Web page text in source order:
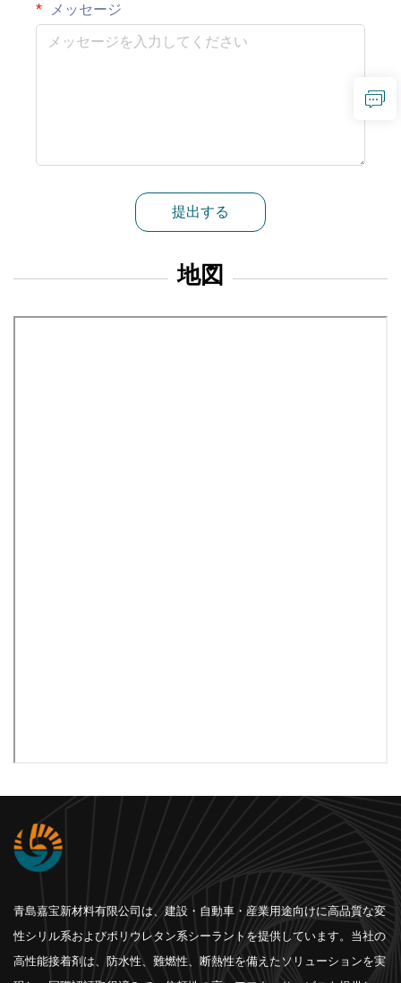
メッセージ
提出する
地図
青島嘉宝新材料有限公司は、建設・自動車・産業用途向けに高品質な変
性シリル系およびポリウレタン系シーラントを提供しています。当社の
高性能接着剤は、防水性、難燃性、断熱性を備えたソリューションを実